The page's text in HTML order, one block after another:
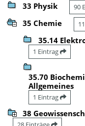
33 Physik 90
35 Chemie
35.14
1 Eintrag
35.70
Allgemeines
1 Eintrag
38